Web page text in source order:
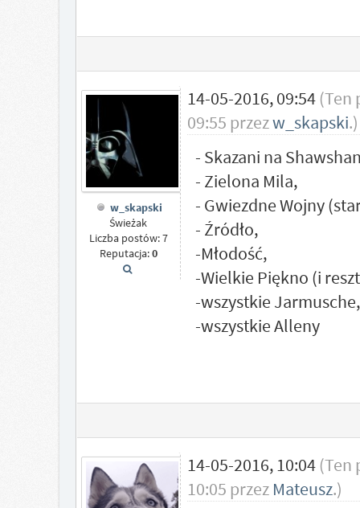
w_skapski
Świeżak
Liczba postów: 7
Reputacja:0
14-05-2016, 09:54 (Ten
09:55 przezw_skapski.)
- Skazani na
- Zielona Mila,
- Gwiezdne Wojny
- Źródło,
-Młodość,
-Wielkie Piękno (i
-wszystkie Jarmusche,
-wszystkie Alleny
14-05-2016, 10:04 (Ten
10:05 przez Mateusz.)